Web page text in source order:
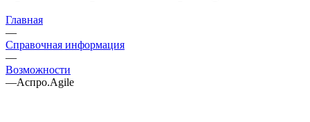
Главная
—
Справочная информация
—
Возможности
—Аспро.Agile